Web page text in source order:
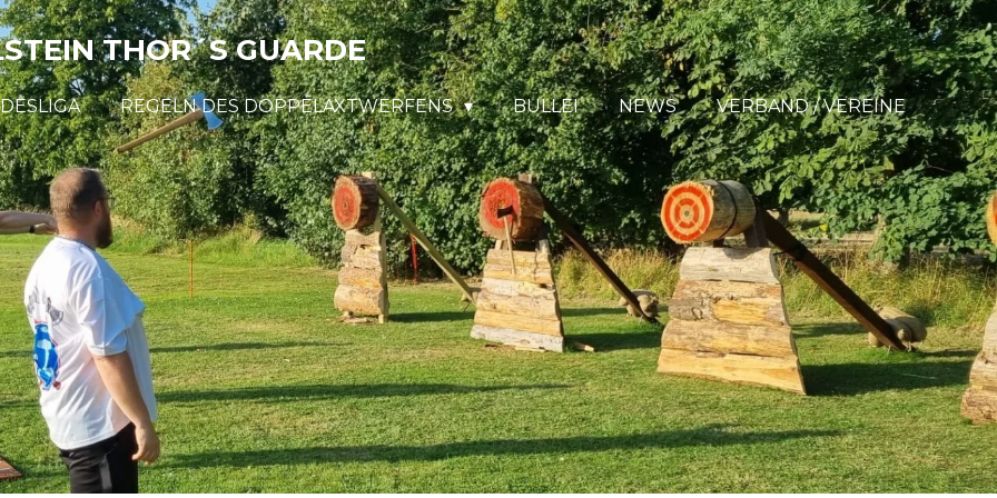
THOR´S GUARDE
REGELN DES DOPPELAXTWERFENS BULLEI NEWS VERBAND / VEREINE